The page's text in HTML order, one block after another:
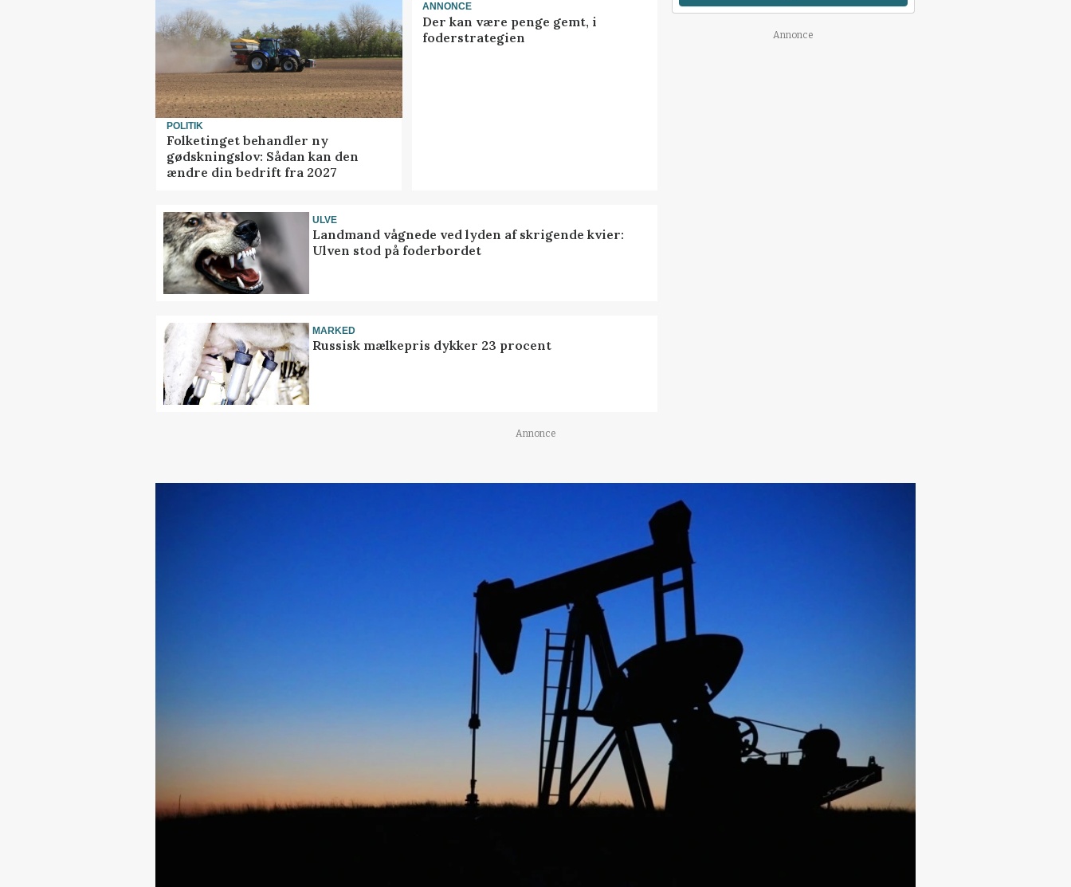
POLITIK
Folketinget behandler ny
gødskningslov: Sådan kan den
ændre din bedrift fra 2027
ANNONCE
Der kan være penge gemt, i
foderstrategien
ULVE
Landmand vågnede ved lyden af skrigende kvier:
Ulven stod på foderbordet
MARKED
Russisk mælkepris dykker 23 procent
Annonce
Annonce